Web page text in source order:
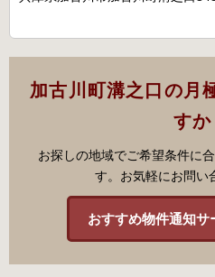
加古川町溝之口の月
すか
お探しの地域でご希望条件に
す。お気軽にお問い
おすすめ物件通知サ